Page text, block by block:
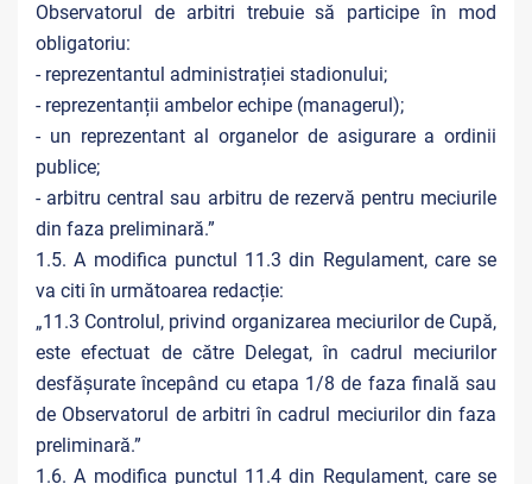
Observatorul de arbitri trebuie să participe în mod
obligatoriu:
- reprezentantul administrației stadionului;
- reprezentanții ambelor echipe (managerul);
- un reprezentant al organelor de asigurare a ordinii
publice;
- arbitru central sau arbitru de rezervă pentru meciurile
din faza preliminară.”
1.5. A modifica punctul 11.3 din Regulament, care se
va citi în următoarea redacție:
„11.3 Controlul, privind organizarea meciurilor de Cupă,
este efectuat de către Delegat, în cadrul meciurilor
desfășurate începând cu etapa 1/8 de faza finală sau
de Observatorul de arbitri în cadrul meciurilor din faza
preliminară.”
1.6. A modifica punctul 11.4 din Regulament, care se